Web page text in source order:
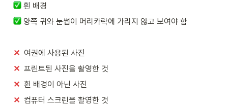
흰 배경
양쪽 귀와 눈썹이 머리카락에 가리지 않고 보여야 함
✕ 여권에 사용된 사진
✕ 프린트된 사진을 촬영한 것
✕ 흰 배경이 아닌 사진
✕ 컴퓨터 스크린을 촬영한 것